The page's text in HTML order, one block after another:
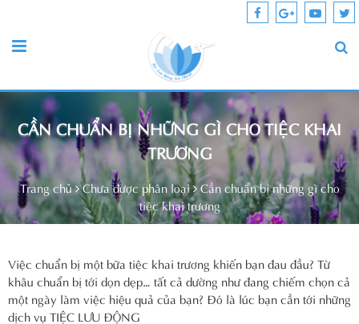
CẦN CHUẨN BỊ NHỮNG GÌ CHO TIỆC KHAI
TRƯƠNG
Trang chủ Chưa được phân loại Cần chuẩn bị những gì cho
tiệc khai trương
Việc chuẩn bị một bữa tiệc khai trương khiến bạn đau đầu? Từ
khâu chuẩn bị tới dọn dẹp… tất cả dường như đang chiếm chọn cả
một ngày làm việc hiệu quả của bạn? Đó là lúc bạn cần tới những
dịch vụ TIỆC LƯU ĐỘNG